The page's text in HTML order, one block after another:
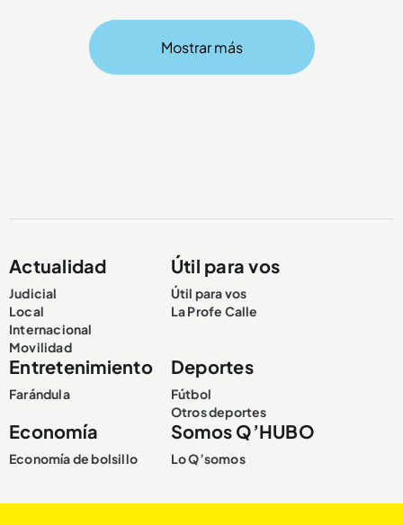
Mostrar más
Actualidad
Judicial
Local
Internacional
Movilidad
Útil para vos
Útil para vos
La Profe Calle
Entretenimiento
Farándula
Deportes
Fútbol
Otros deportes
Economía
Economía de bolsillo
Somos Q’HUBO
Lo Q’somos